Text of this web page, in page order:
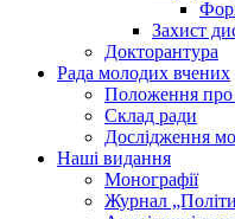
Захист
Докторантура
Рада молодих вчених
Положення про
Склад ради
Дослідження
Наші видання
Монографії
Журнал